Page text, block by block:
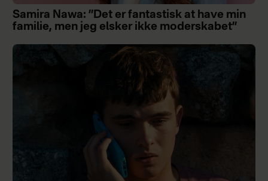
Samira Nawa: ”Det er fantastisk at have min
familie, men jeg elsker ikke moderskabet”